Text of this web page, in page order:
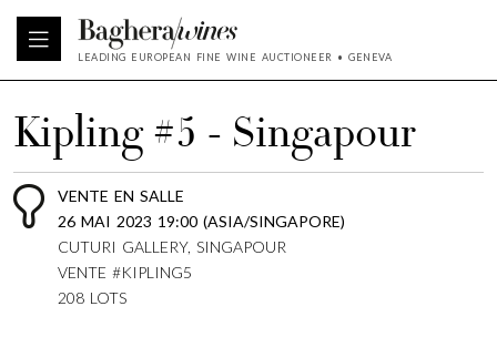
LEADING EUROPEAN FINE WINE AUCTIONEER • GENEVA
Kipling #5 - Singapour
VENTE EN SALLE
26 MAI 2023 19:00 (ASIA/SINGAPORE)
CUTURI GALLERY, SINGAPOUR
VENTE #KIPLING5
208 LOTS